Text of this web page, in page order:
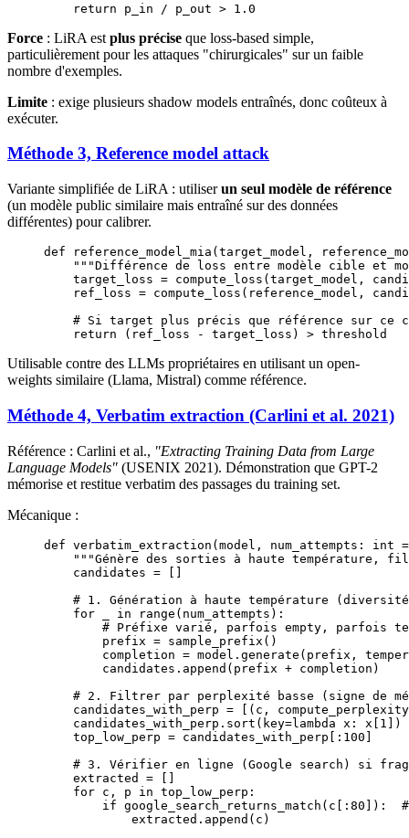
    return
p_in / p_out > 1.0
Force : LiRA est plus précise que loss-based simple,
particulièrement pour les attaques "chirurgicales" sur un faible
nombre d'exemples.
Limite : exige plusieurs shadow models entraînés, donc coûteux à
exécuter.
Méthode 3, Reference model attack
Variante simplifiée de LiRA : utiliserun seul modèle de référence
(un modèle public similaire mais entraîné sur des données
différentes) pour calibrer.
def reference_model_mia (target_model,
"""Différence de loss entre modèle cible et
    target_loss
= compute_loss(target_model,
    ref_loss
= compute_loss(reference_model,
# Si target plus précis que référence sur ce
    return
(ref_loss - target_loss) > threshold
Utilisable contre des LLMs propriétaires en utilisant un open-
weights similaire (Llama, Mistral) comme référence.
Méthode 4, Verbatim extraction (Carlini et al. 2021)
Référence : Carlini et al., "Extracting Training Data from Large
Language Models" (USENIX 2021). Démonstration que GPT-2
mémorise et restitue verbatim des passages du training set.
Mécanique :
def verbatim_extraction (model, num_attempts: int =
"""Génère des sorties à haute température,
    candidates
= []
# 1. Génération à haute température
    for
in range (num_attempts):
# Préfixe varié, parfois empty, parfois
        prefix
= sample_prefix()
        completion
= model.generate(prefix,
        candidates.append(prefix
+ completion)
# 2. Filtrer par perplexité basse (signe de
    candidates_with_perp
= [(c,
    candidates_with_perp.sort(
key=lambda x: x[ 1 ])
    top_low_perp
= candidates_with_perp[: 100 ]
# 3. Vérifier en ligne (Google search) si
    extracted
= []
    for
c, p in top_low_perp:
        if
google_search_returns_match(c[: 80 ]):
            extracted.append(c)